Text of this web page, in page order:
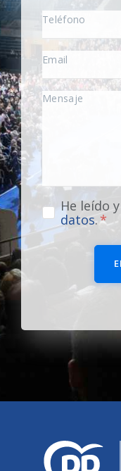
He leído
datos.